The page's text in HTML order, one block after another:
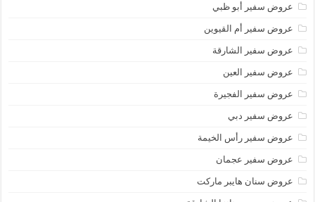
عروض سفير أبو ظبي
عروض سفير أم القيوين
عروض سفير الشارقة
عروض سفير العين
عروض سفير الفجيرة
عروض سفير دبي
عروض سفير رأس الخيمة
عروض سفير عجمان
عروض سنان هايبر ماركت